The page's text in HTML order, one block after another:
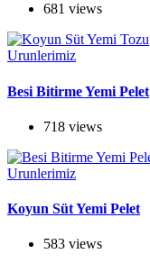
681 views
Urunlerimiz
Besi Bitirme Yemi Pelet
718 views
Urunlerimiz
Koyun Süt Yemi Pelet
583 views